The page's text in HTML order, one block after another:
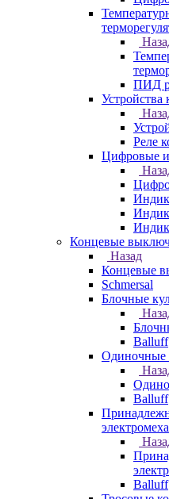
ПИД
Устройства
Реле
Цифровые
Концевые
Назад
Концевые
Schmersal
Блочные
Balluff
Одиночные
Balluff
Balluff